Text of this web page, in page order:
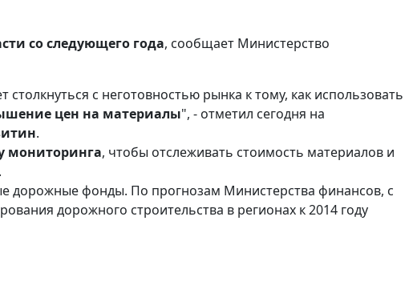
со следующего года, сообщает Министерство
столкнуться с неготовностью рынка к тому, как использовать
цен на материалы", - отметил сегодня на
.
мониторинга, чтобы отслеживать стоимость материалов и
дорожные фонды. По прогнозам Министерства финансов, с
дорожного строительства в регионах к 2014 году